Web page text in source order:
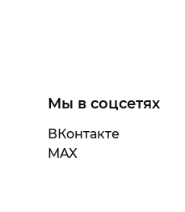
Мы в соцсетях
ВКонтакте
MAX